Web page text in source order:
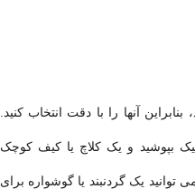
آنها را با دقت انتخاب کنید.
بپوشید و یک کلاچ یا کیف کوچک
توانید یک گردنبند یا گوشواره برای